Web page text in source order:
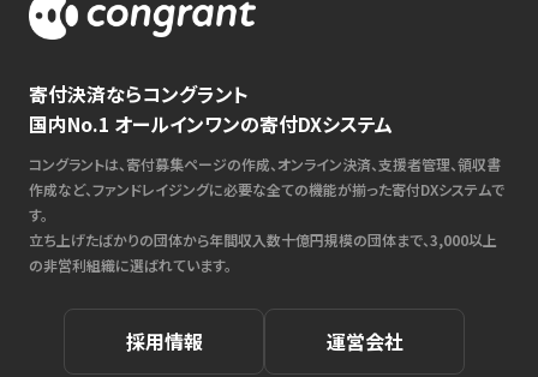
寄付決済ならコングラント
国内No.1 オールインワンの寄付DXシステム
コングラントは、寄付募集ページの作成、オンライン決済、支援者管理、領収書
作成など、ファンドレイジングに必要な全ての機能が揃った寄付DXシステムで
す。
立ち上げたばかりの団体から年間収入数十億円規模の団体まで、3,000以上
の非営利組織に選ばれています。
採用情報 運営会社